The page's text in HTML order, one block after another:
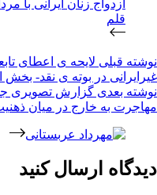
نوشته قبلی لایحه ی اعطای
غیرایرانی در بوته ی نقد- بخش
نوشته بعدی گزارش تصویری
مهاجرت به خارج در میان
دیدگاه ارسال کنید